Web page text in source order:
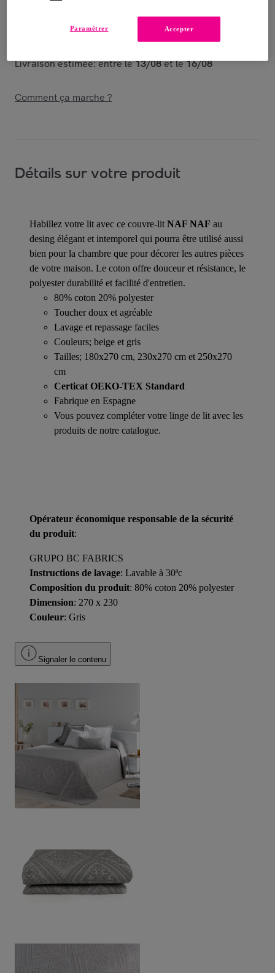
Offerte par la marque dès 90 € d'achat
Livraison estimée: entre le13/08et le16/08
Comment ça marche ?
Détails sur votre produit
Habillez votre lit avec ce couvre-lit NAF NAF au
desing élégant et intemporel qui pourra être utilisé aussi
bien pour la chambre que pour décorer les autres pièces
de votre maison. Le coton offre douceur et résistance, le
polyester durabilité et facilité d'entretien.
80% coton 20% polyester
Toucher doux et agréable
Lavage et repassage faciles
Couleurs; beige et gris
Tailles; 180x270 cm, 230x270 cm et 250x270
cm
Certicat OEKO-TEX Standard
Fabrique en Espagne
Vous pouvez compléter votre linge de lit avec les
produits de notre catalogue.
Opérateur économique responsable de la sécurité
du produit:
GRUPO BC FABRICS
Instructions de lavage: Lavable à 30ªc
Composition du produit: 80% coton 20% polyester
Dimension: 270 x 230
Couleur: Gris
Signaler le contenu
Accepter
Paramétrer